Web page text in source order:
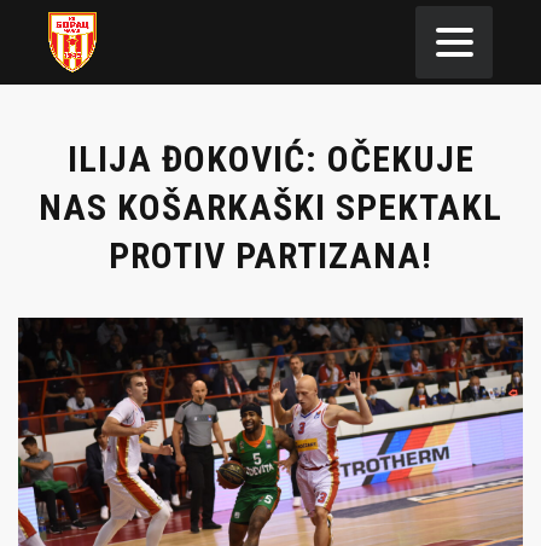
ILIJA ĐOKOVIĆ: OČEKUJE
NAS KOŠARKAŠKI SPEKTAKL
PROTIV PARTIZANA!